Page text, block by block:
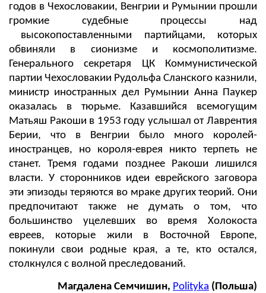
годов в Чехословакии, Венгрии и Румынии прошли
громкие судебные процессы над
высокопоставленными партийцами, которых
обвиняли в сионизме и космополитизме.
Генерального секретаря ЦК Коммунистической
партии Чехословакии Рудольфа Сланского казнили,
министр иностранных дел Румынии Анна Паукер
оказалась в тюрьме. Казавшийся всемогущим
Матьяш Ракоши в 1953 году услышал от Лаврентия
Берии, что в Венгрии было много королей-
иностранцев, но короля-еврея никто терпеть не
станет. Тремя годами позднее Ракоши лишился
власти. У сторонников идеи еврейского заговора
эти эпизоды теряются во мраке других теорий. Они
предпочитают также не думать о том, что
большинство уцелевших во время Холокоста
евреев, которые жили в Восточной Европе,
покинули свои родные края, а те, кто остался,
столкнулся с волной преследований.
Магдалена Семчишин, Polityka (Польша)